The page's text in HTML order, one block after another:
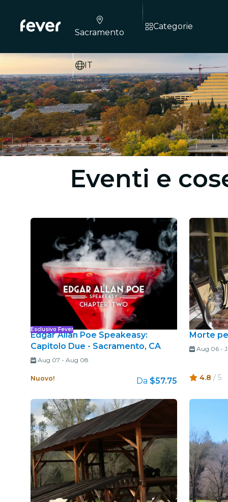
Sacramento
IT
Categorie
Eventi e
Esclusivo Fever
Edgar Allan Poe Speakeasy:
Capitolo Due - Sacramento, CA
Aug 07 - Aug 08
Nuovo! Da $57.75
Morte
Aug 06-
4.8 / 5